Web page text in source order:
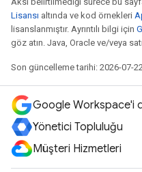
Lisansı altında ve kod örnekleri
lisanslanmıştır. Ayrıntılı bilgi için
göz atın. Java, Oracle ve/veya
Son güncelleme tarihi: 2026-07-
Google Workspace'i
Yönetici Topluluğu
Müşteri Hizmetleri